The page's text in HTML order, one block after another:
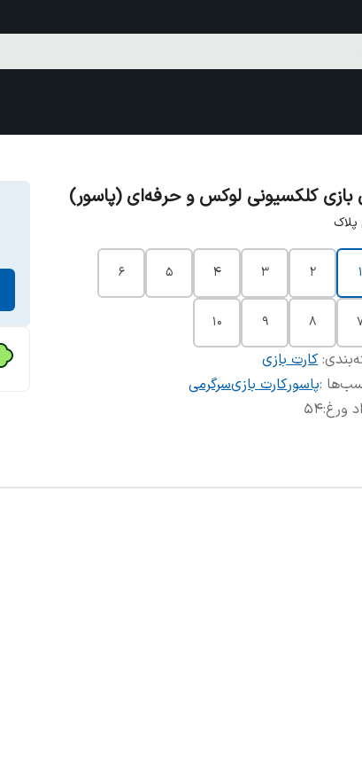
بازی کلکسیونی لوکس و حرفه‌ای (پاسور)
۱ ۲ ۳ ۴ ۵ ۶
۸ ۹ ۱۰
:کارت بازی
:پاسورکارت بازیسرگرمی
ورغ:۵۴